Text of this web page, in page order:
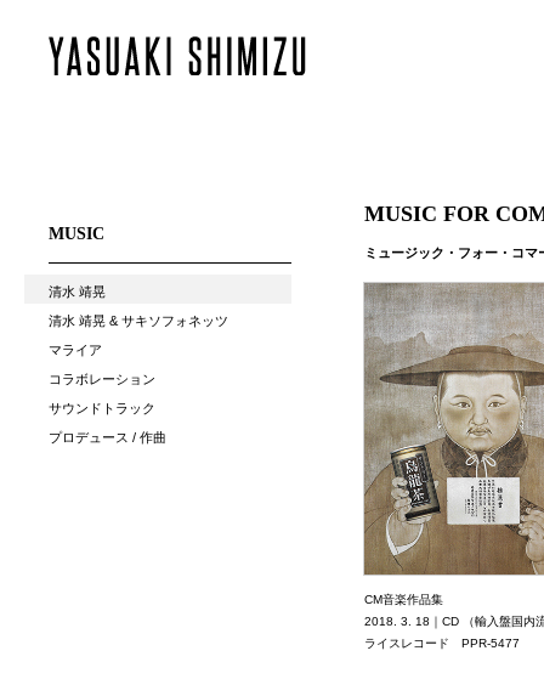
MUSIC
清水 靖晃
清水 靖晃 & サキソフォネッツ
マライア
コラボレーション
サウンドトラック
プロデュース / 作曲
MUSIC FOR
ミュージック・フォー・コマ
CM音楽作品集
2018. 3. 18｜CD （輸入盤国内
ライスレコード PPR-5477